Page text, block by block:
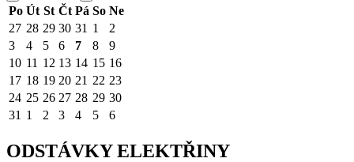
Po Út St Čt Pá So Ne
27 28 29 30 31 1
2
3
4 5 6 7 8
9
10 11 12 13 14 15 16
17 18 19 20 21 22 23
24 25 26 27 28 29 30
31 1 2 3 4 5 6
ODSTÁVKY ELEKTŘINY